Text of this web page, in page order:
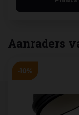
Aanraders